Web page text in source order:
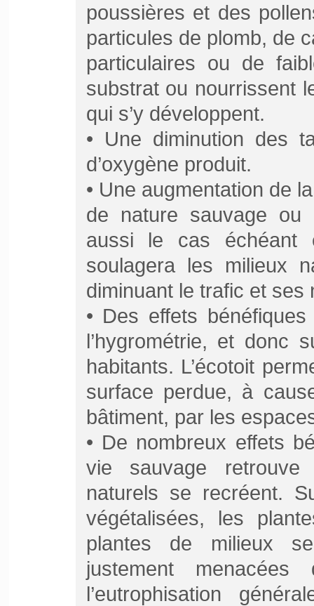
poussières et des
particules de plomb, de
particulaires ou de
substrat ou nourrissent
qui s’y développent.
• Une diminution des
d’oxygène produit.
• Une augmentation de
de nature sauvage ou
aussi le cas échéant
soulagera les milieux
diminuant le trafic et ses
• Des effets
l’hygrométrie, et donc
habitants. L’écotoit
surface perdue, à
bâtiment, par les
• De nombreux effets
vie sauvage
naturels se recréent.
végétalisées, les
plantes de milieux
justement
l’eutrophisation